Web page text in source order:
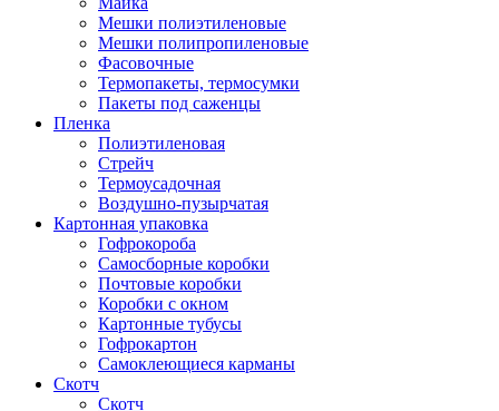
Мешки полиэтиленовые
Мешки полипропиленовые
Фасовочные
Термопакеты, термосумки
Пакеты под саженцы
Пленка
Полиэтиленовая
Стрейч
Термоусадочная
Воздушно-пузырчатая
Картонная упаковка
Гофрокороба
Самосборные коробки
Почтовые коробки
Коробки с окном
Картонные тубусы
Гофрокартон
Самоклеющиеся карманы
Скотч
Скотч